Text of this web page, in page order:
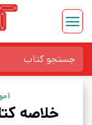
Skip
content
برای:
خلاصه